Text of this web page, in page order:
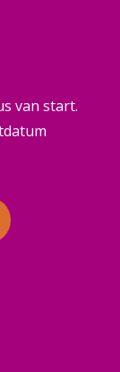
van start.